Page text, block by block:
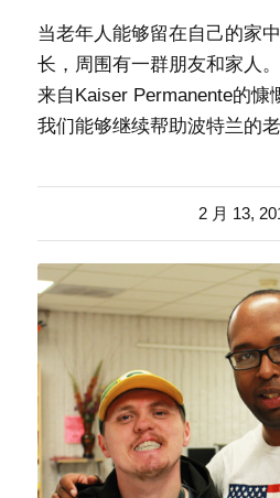
当老年人能够留在自己的家
长，周围有一群朋友和家人
来自Kaiser Permanente的慷
我们能够继续帮助波特兰的
2 月 13,